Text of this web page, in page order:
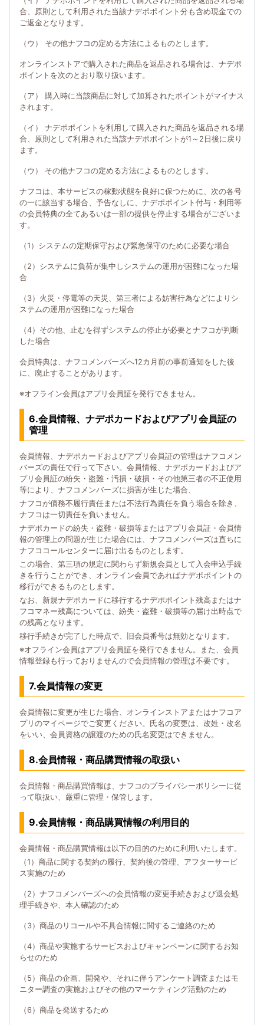
合、原則として利用された当該ナデポポイント分も含め現金での
ご返金となります。
（ウ） その他ナフコの定める方法によるものとします。
オンラインストアで購入された商品を返品される場合は、ナデポ
ポイントを次のとおり取り扱います。
（ア） 購入時に当該商品に対して加算されたポイントがマイナス
されます。
（イ） ナデポポイントを利用して購入された商品を返品される場
合、原則として利用された当該ナデポポイントが1～2日後に戻り
ます。
（ウ） その他ナフコの定める方法によるものとします。
ナフコは、本サービスの稼動状態を良好に保つために、次の各号
の一に該当する場合、予告なしに、ナデポポイント付与・利用等
の会員特典の全てあるいは一部の提供を停止する場合がございま
す。
（1）システムの定期保守および緊急保守のために必要な場合
（2）システムに負荷が集中しシステムの運用が困難になった場
合
（3）火災・停電等の天災、第三者による妨害行為などによりシ
ステムの運用が困難になった場合
（4）その他、止むを得ずシステムの停止が必要とナフコが判断
した場合
会員特典は、ナフコメンバーズへ12カ月前の事前通知をした後
に、廃止することがあります。
※オフライン会員はアプリ会員証を発行できません。
6.会員情報、ナデポカードおよびアプリ会員証の
管理
会員情報、ナデポカードおよびアプリ会員証の管理はナフコメン
バーズの責任で行って下さい。会員情報、ナデポカードおよびア
プリ会員証の紛失・盗難・汚損・破損・その他第三者の不正使用
等により、ナフコメンバーズに損害が生じた場合、
ナフコが債務不履行責任または不法行為責任を負う場合を除き、
ナフコは一切責任を負いません。
ナデポカードの紛失・盗難・破損等またはアプリ会員証・会員情
報の管理上の問題が生じた場合には、ナフコメンバーズは直ちに
ナフココールセンターに届け出るものとします。
この場合、第三項の規定に関わらず新規会員として入会申込手続
きを行うことができ、オンライン会員であればナデポポイントの
移行ができるものとします。
なお、新規ナデポカードに移行するナデポポイント残高またはナ
フコマネー残高については、紛失・盗難・破損等の届け出時点で
の残高となります。
移行手続きが完了した時点で、旧会員番号は無効となります。
※オフライン会員はアプリ会員証を発行できません。また、会員
情報登録も行っておりませんので会員情報の管理は不要です。
7.会員情報の変更
会員情報に変更が生じた場合、オンラインストアまたはナフコア
プリのマイページでご変更ください。氏名の変更は、改姓・改名
をいい、会員資格の譲渡のための氏名変更はできません。
8.会員情報・商品購買情報の取扱い
会員情報・商品購買情報は、ナフコのプライバシーポリシーに従
って取扱い、厳重に管理・保管します。
9.会員情報・商品購買情報の利用目的
会員情報・商品購買情報は以下の目的のために利用いたします。
（1）商品に関する契約の履行、契約後の管理、アフターサービ
ス実施のため
（2）ナフコメンバーズへの会員情報の変更手続きおよび退会処
理手続きや、本人確認のため
（3）商品のリコールや不具合情報に関するご連絡のため
（4）商品や実施するサービスおよびキャンペーンに関するお知
らせのため
（5）商品の企画、開発や、それに伴うアンケート調査またはモ
ニター調査の実施およびその他のマーケティング活動のため
（6）商品を発送するため